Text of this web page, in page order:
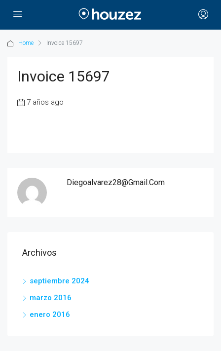
Home Invoice 15697
Invoice 15697
7 años ago
Diegoalvarez28@gmail.com
Archivos
septiembre 2024
marzo 2016
enero 2016